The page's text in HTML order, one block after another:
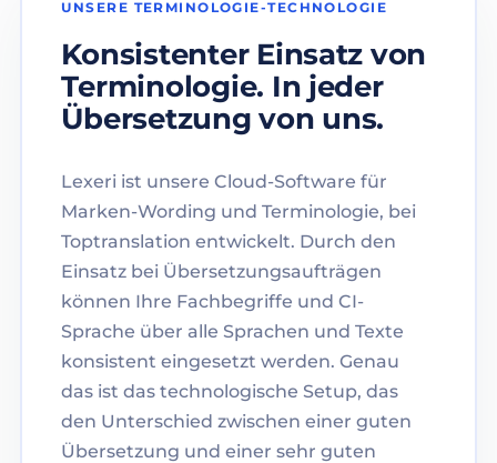
UNSERE TERMINOLOGIE-TECHNOLOGIE
Konsistenter Einsatz von
Terminologie. In jeder
Übersetzung von uns.
Lexeri ist unsere Cloud-Software für
Marken-Wording und Terminologie, bei
Toptranslation entwickelt. Durch den
Einsatz bei Übersetzungsaufträgen
können Ihre Fachbegriffe und CI-
Sprache über alle Sprachen und Texte
konsistent eingesetzt werden. Genau
das ist das technologische Setup, das
den Unterschied zwischen einer guten
Übersetzung und einer sehr guten